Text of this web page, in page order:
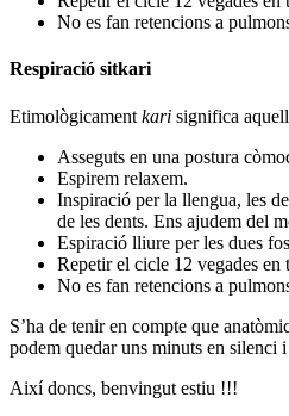
No es fan retencions a
Respiració sitkari
Etimològicament kari significa
Asseguts en una postura
Espirem relaxem.
Inspiració per la llengua, les
de les dents. Ens ajudem del
Espiració lliure per les dues
Repetir el cicle 12 vegades en
No es fan retencions a
S’ha de tenir en compte que
podem quedar uns minuts en silenci
Així doncs, benvingut estiu !!!